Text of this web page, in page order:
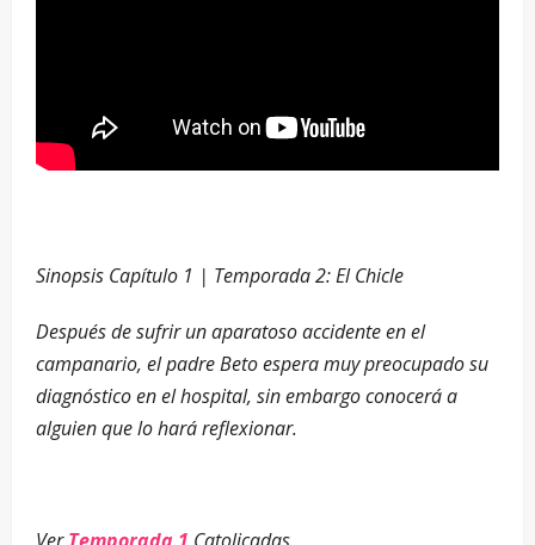
Sinopsis Capítulo 1 | Temporada 2: El Chicle
Después de sufrir un aparatoso accidente en el
campanario, el padre Beto espera muy preocupado su
diagnóstico en el hospital, sin embargo conocerá a
alguien que lo hará reflexionar.